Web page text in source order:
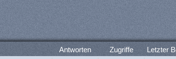
Antworten Zugriffe Letzter